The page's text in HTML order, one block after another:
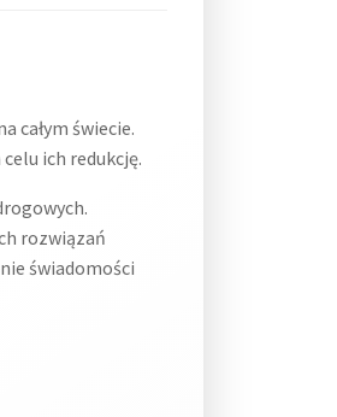
całym świecie.
ich redukcję.
rozwiązań
świadomości